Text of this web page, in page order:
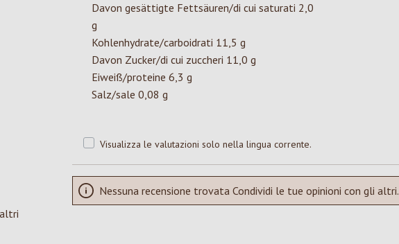
Davon gesättigte Fettsäuren/di cui saturati 2,0
g
Kohlenhydrate/carboidrati 11,5 g
Davon Zucker/di cui zuccheri 11,0 g
Eiweiß/proteine 6,3 g
Salz/sale 0,08 g
Visualizza le valutazioni solo nella lingua corrente.
Nessuna recensione trovata Condividi le tue opinioni con gli altri.